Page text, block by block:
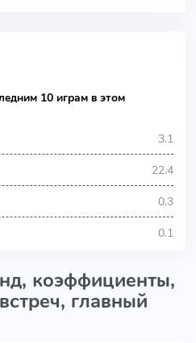
10 играм в этом
3.1
22.4
0.3
0.1
коэффициенты,
главный